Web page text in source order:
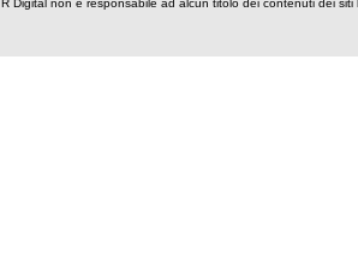
R Digital non è responsabile ad alcun titolo dei contenuti dei siti